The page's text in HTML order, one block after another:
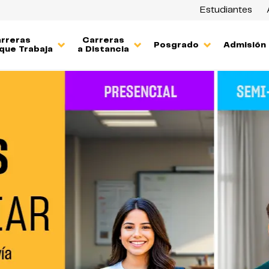
Estudiantes
Trabaja
Carreras
a Distancia
Posgrado Admisión